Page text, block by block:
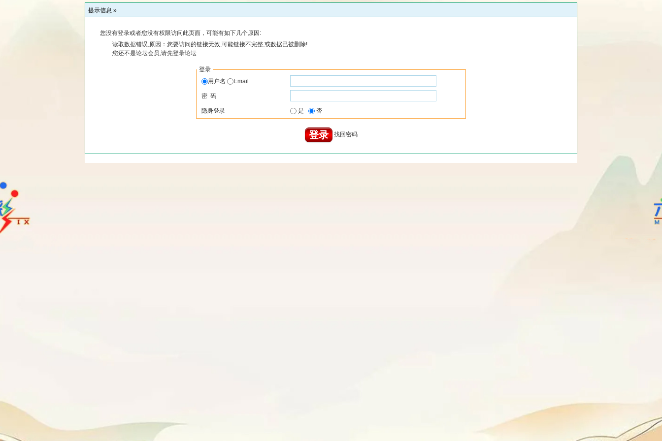
提示信息 »
您没有登录或者您没有权限访问此页面，可能有如下几个原因:
读取数据错误,原因：您要访问的链接无效,可能链接不完整,或数据已被删除!
您还不是论坛会员,请先登录论坛
登录
用户名
Email
密 码
隐身登录 是 否
找回密码